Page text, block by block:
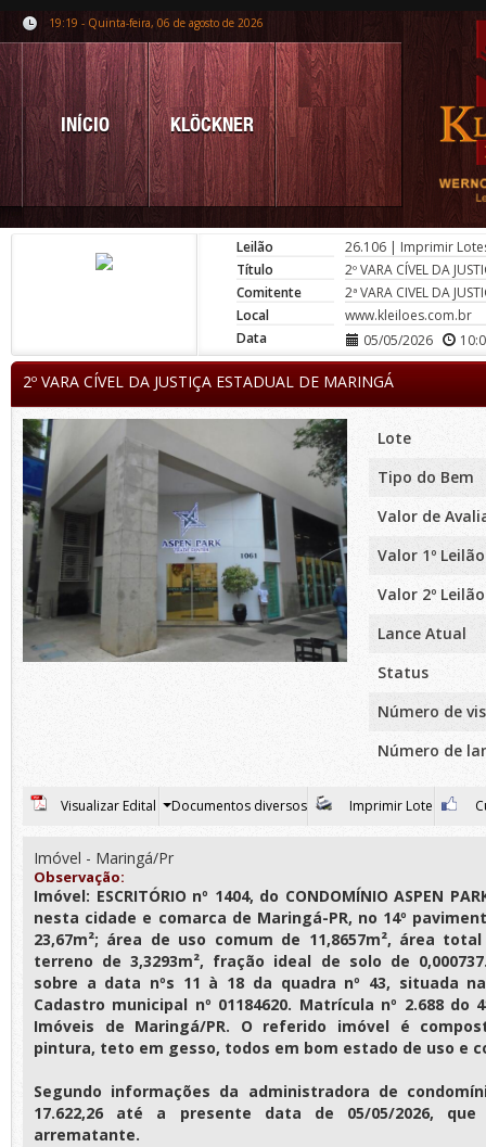
19:19 - Quinta-feira, 06 de agosto de 2026
INÍCIO KLÖCKNER
Leilão 26.106 | Imprimir
Título
2º VARA CÍVEL DA
Comitente
2ª VARA CIVEL DA
Local
www.kleiloes.com.br
Data
05/05/2026
2º VARA CÍVEL DA JUSTIÇA ESTADUAL DE MARINGÁ
Lote
Tipo do Bem
Valor de
Valor 1º Leilão
Valor 2º Leilão
Lance Atual
Status
Número de
Número de
Visualizar Edital Documentos diversos Imprimir Lote
Imóvel - Maringá/Pr
Observação:
Imóvel: ESCRITÓRIO nº 1404, do CONDOMÍNIO ASPEN
nesta cidade e comarca de Maringá-PR, no 14º
23,67m²; área de uso comum de 11,8657m², área
terreno de 3,3293m², fração ideal de solo de
sobre a data nºs 11 à 18 da quadra nº 43, situada
Cadastro municipal nº 01184620. Matrícula nº 2.688 do
Imóveis de Maringá/PR. O referido imóvel é
pintura, teto em gesso, todos em bom estado de uso e
Segundo informações da administradora de
17.622,26 até a presente data de 05/05/2026,
arrematante.